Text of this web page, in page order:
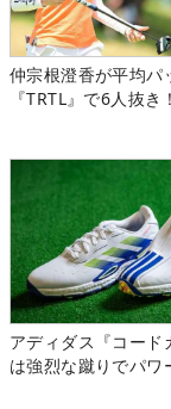
仲宗根澄香が平均パ
『TRTL』で6人抜き！
アディダス『コード
は強烈な蹴りでパワ